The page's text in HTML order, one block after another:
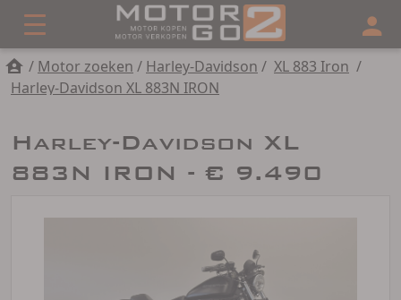
/ Motor zoeken / Harley-Davidson / XL 883 Iron /
Harley-Davidson XL 883N IRON
Harley-Davidson XL
883N IRON - € 9.490